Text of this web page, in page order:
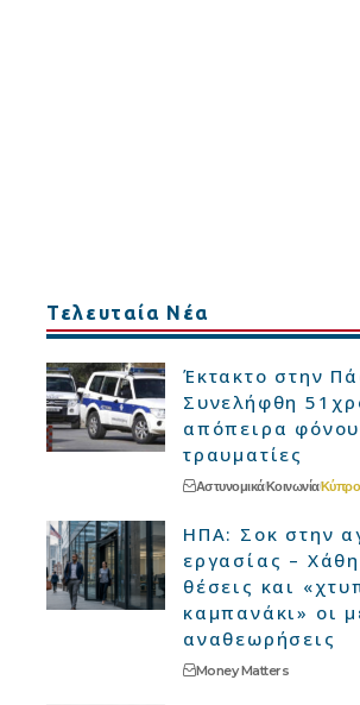
Τελευταία Νέα
Έκτακτο στην
Συνελήφθη
απόπειρα
τραυματίες
ΑστυνομικάΚοινωνία
ΗΠΑ: Σοκ στην
εργασίας –
θέσεις και
καμπανάκι» οι
αναθεωρήσεις
Money Matters